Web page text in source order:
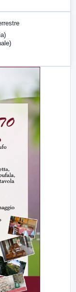
LabNews (replica)